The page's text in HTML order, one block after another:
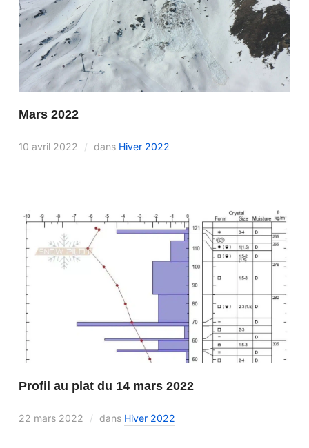
Mars 2022
10 avril 2022 dans Hiver 2022
Profil au plat du 14 mars 2022
22 mars 2022 dans Hiver 2022